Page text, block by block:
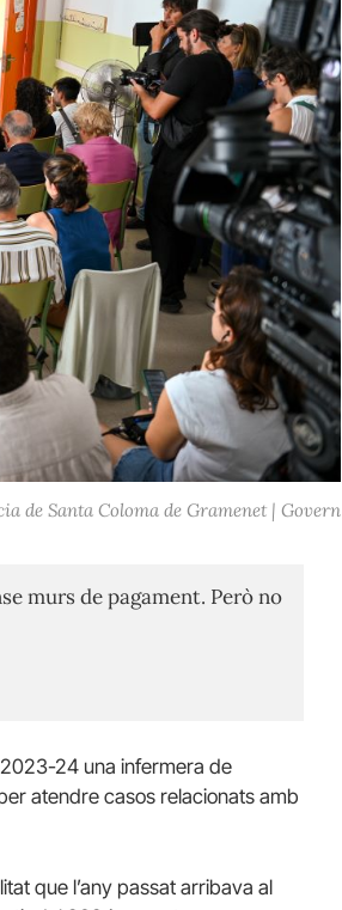
de Santa Coloma de Gramenet | Govern
murs de pagament. Però no
24 una infermera de
atendre casos relacionats amb
que l’any passat arribava al